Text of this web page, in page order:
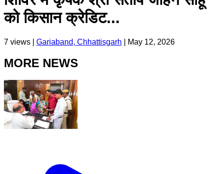
को किसान क्रेडिट...
7 views | Gariaband, Chhattisgarh May 12, 2026
MORE NEWS